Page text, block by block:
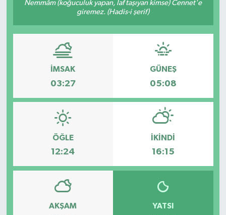
Nemmâm (koğuculuk yapan, laf taşıyan kimse) Cennet'e
giremez. (Hadis-i şerif)
İMSAK
03:27
GÜNEŞ
05:08
ÖĞLE
12:24
İKINDI
16:15
AKŞAM YATSI